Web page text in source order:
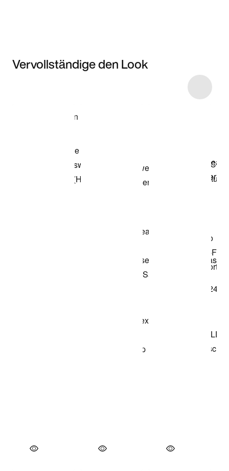
Vervollständige den Look
Modell anzeigen